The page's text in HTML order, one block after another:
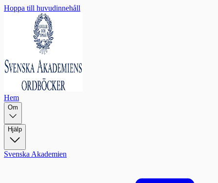
Hoppa till huvudinnehåll
Hem
Om
Hjälp
Svenska Akademien